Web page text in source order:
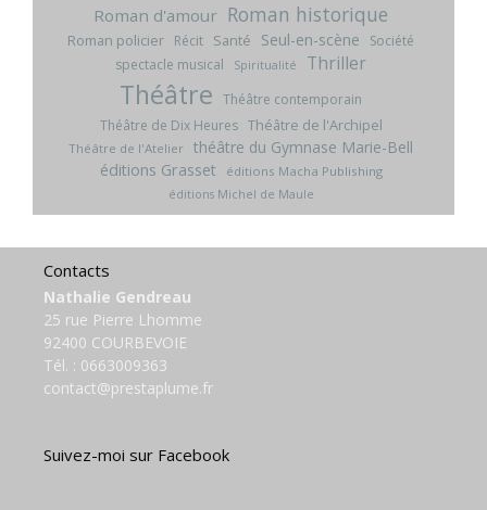
Roman d'amour Roman historique
Roman policier Récit Santé Seul-en-scène
Société
spectacle musical
Spiritualité Thriller
Théâtre Théâtre contemporain
Théâtre de Dix Heures Théâtre de l'Archipel
Théâtre de l'Atelier théâtre du Gymnase Marie-Bell
éditions Grasset
éditions Macha Publishing
éditions Michel de Maule
Contacts
Nathalie Gendreau
25 rue Pierre Lhomme
92400 COURBEVOIE
Tél. : 0663009363
contact@prestaplume.fr
Suivez-moi sur Facebook